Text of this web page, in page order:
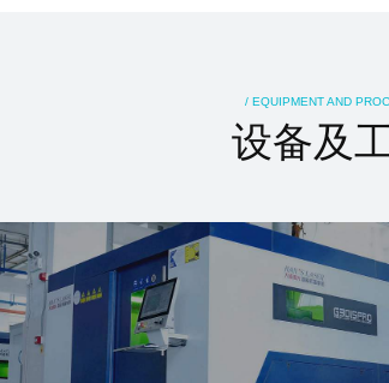
/ EQUIPMENT AND
设备及